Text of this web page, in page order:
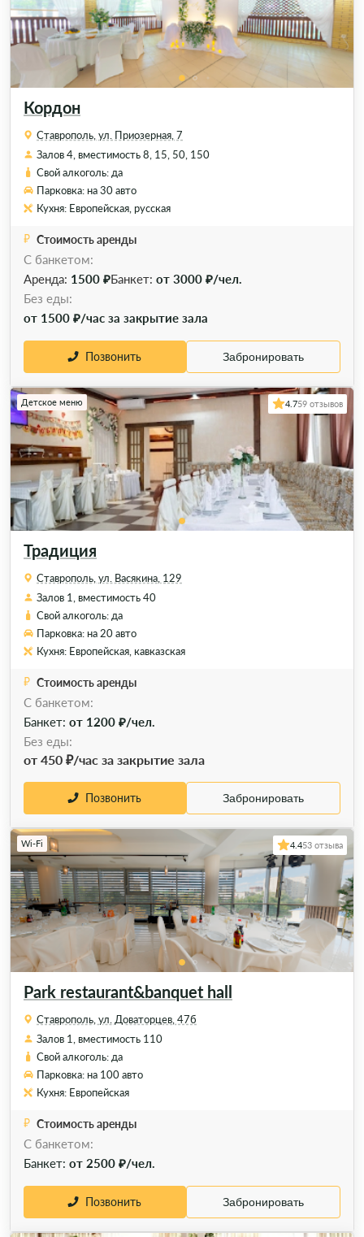
Кордон
Ставрополь, ул. Приозерная, 7
Залов 4, вместимость 8, 15, 50, 150
Свой алкоголь: да
Парковка: на 30 авто
Кухня: Европейская, русская
Стоимость аренды
С банкетом:
Аренда: 1500 ₽Банкет: от 3000 ₽/чел.
Без еды:
от 1500 ₽/час за закрытие зала
Позвонить Забронировать
Традиция
Детское меню 4.759 отзывов
Ставрополь, ул. Васякина, 129
Залов 1, вместимость 40
Свой алкоголь: да
Парковка: на 20 авто
Кухня: Европейская, кавказская
Стоимость аренды
C банкетом:
Банкет: от 1200 ₽/чел.
Без еды:
от 450 ₽/час за закрытие зала
Позвонить Забронировать
Park restaurant&banquet hall
Wi-Fi 4.453 отзыва
Ставрополь, ул. Доваторцев, 47б
Залов 1, вместимость 110
Свой алкоголь: да
Парковка: на 100 авто
Кухня: Европейская
Стоимость аренды
C банкетом:
Банкет: от 2500 ₽/чел.
Позвонить Забронировать